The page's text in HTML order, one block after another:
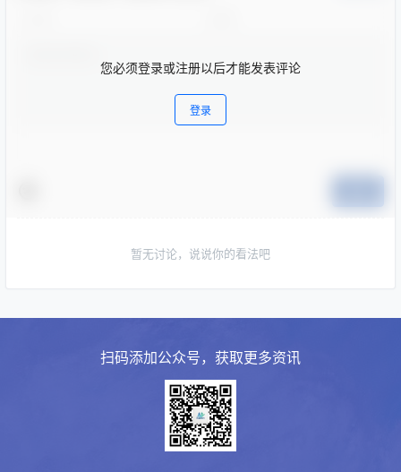
您必须登录或注册以后才能发表评论
登录
暂无讨论，说说你的看法吧
扫码添加公众号，获取更多资讯